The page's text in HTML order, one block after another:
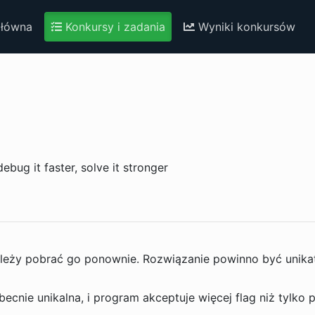
Konkursy i zadania Wyniki konkursów
it faster, solve it stronger
pobrać go ponownie. Rozwiązanie powinno być
unikalna, i program akceptuje więcej flag niż tylko